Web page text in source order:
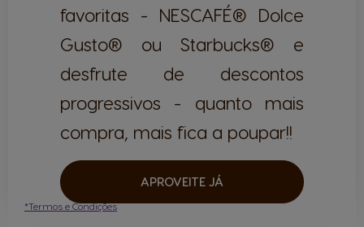
favoritas - NESCAFÉ® Dolce
Gusto® ou Starbucks® e
desfrute de descontos
progressivos - quanto mais
compra, mais fica a poupar!!
APROVEITE JÁ
*Termos e Condições